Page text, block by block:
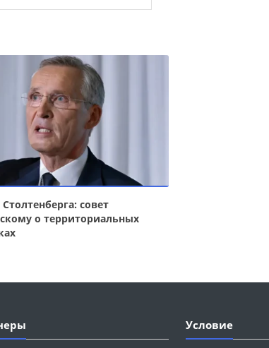
совет
о территориальных
Условие